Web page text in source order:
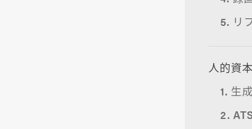
5. リ
人的資
1. 生
2.